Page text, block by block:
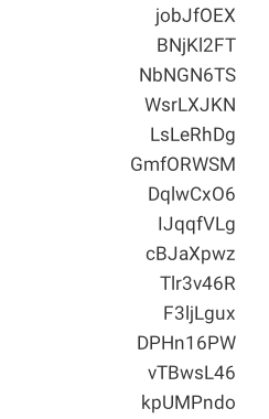
jobJfOEX
BNjKl2FT
NbNGN6TS
WsrLXJKN
LsLeRhDg
GmfORWSM
DqlwCxO6
IJqqfVLg
cBJaXpwz
Tlr3v46R
F3ljLgux
DPHn16PW
vTBwsL46
kpUMPndo